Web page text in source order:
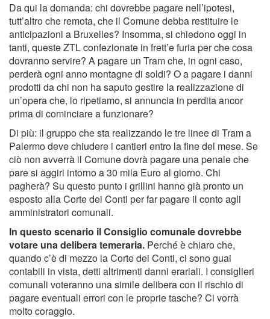
Da qui la domanda: chi dovrebbe pagare nell’ipotesi,
tutt’altro che remota, che il Comune debba restituire le
anticipazioni a Bruxelles? Insomma, si chiedono oggi in
tanti, queste ZTL confezionate in frett’e furia per che cosa
dovranno servire? A pagare un Tram che, in ogni caso,
perderà ogni anno montagne di soldi? O a pagare i danni
prodotti da chi non ha saputo gestire la realizzazione di
un’opera che, lo ripetiamo, si annuncia in perdita ancor
prima di cominciare a funzionare?
Di più: il gruppo che sta realizzando le tre linee di Tram a
Palermo deve chiudere i cantieri entro la fine del mese. Se
ciò non avverrà il Comune dovrà pagare una penale che
pare si aggiri intorno a 30 mila Euro al giorno. Chi
pagherà? Su questo punto i grillini hanno già pronto un
esposto alla Corte dei Conti per far pagare il conto agli
amministratori comunali.
In questo scenario il Consiglio comunale dovrebbe
votare una delibera temeraria. Perché è chiaro che,
quando c’è di mezzo la Corte dei Conti, ci sono guai
contabili in vista, detti altrimenti danni erariali. I consiglieri
comunali voteranno una simile delibera con il rischio di
pagare eventuali errori con le proprie tasche? Ci vorrà
molto coraggio.